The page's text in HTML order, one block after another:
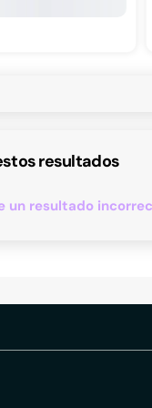
resultados
un resultado